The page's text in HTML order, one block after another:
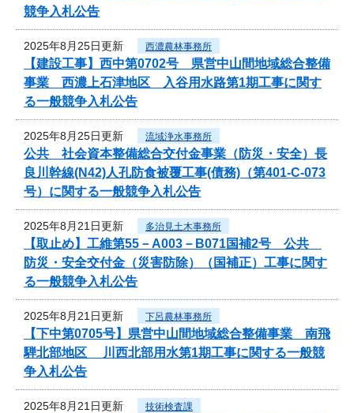
競争入札公告
2025年8月25日更新 西濃農林事務所
【建設工事】西中第0702号 県営中山間地域総合整備
事業 西濃上石津地区 入谷用水路第1期工事に関す
る一般競争入札公告
2025年8月25日更新 流域浄水事務所
公共 社会資本整備総合交付金事業（防災・安全）長
良川幹線(N42)人孔防食被覆工事(債務)（第401-C-073
号）に関する一般競争入札公告
2025年8月21日更新 多治見土木事務所
【取止め】工維第55－A003－B071国補2号 公共
防災・安全交付金（災害防除）（国補正）工事に関す
る一般競争入札公告
2025年8月21日更新 下呂農林事務所
【下中第0705号】県営中山間地域総合整備事業 南飛
騨北部地区 川西北部用水第1期工事に関する一般競
争入札公告
2025年8月21日更新 技術検査課